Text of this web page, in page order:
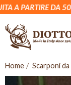
PARTIRE DA 50€
Home Scarponi da